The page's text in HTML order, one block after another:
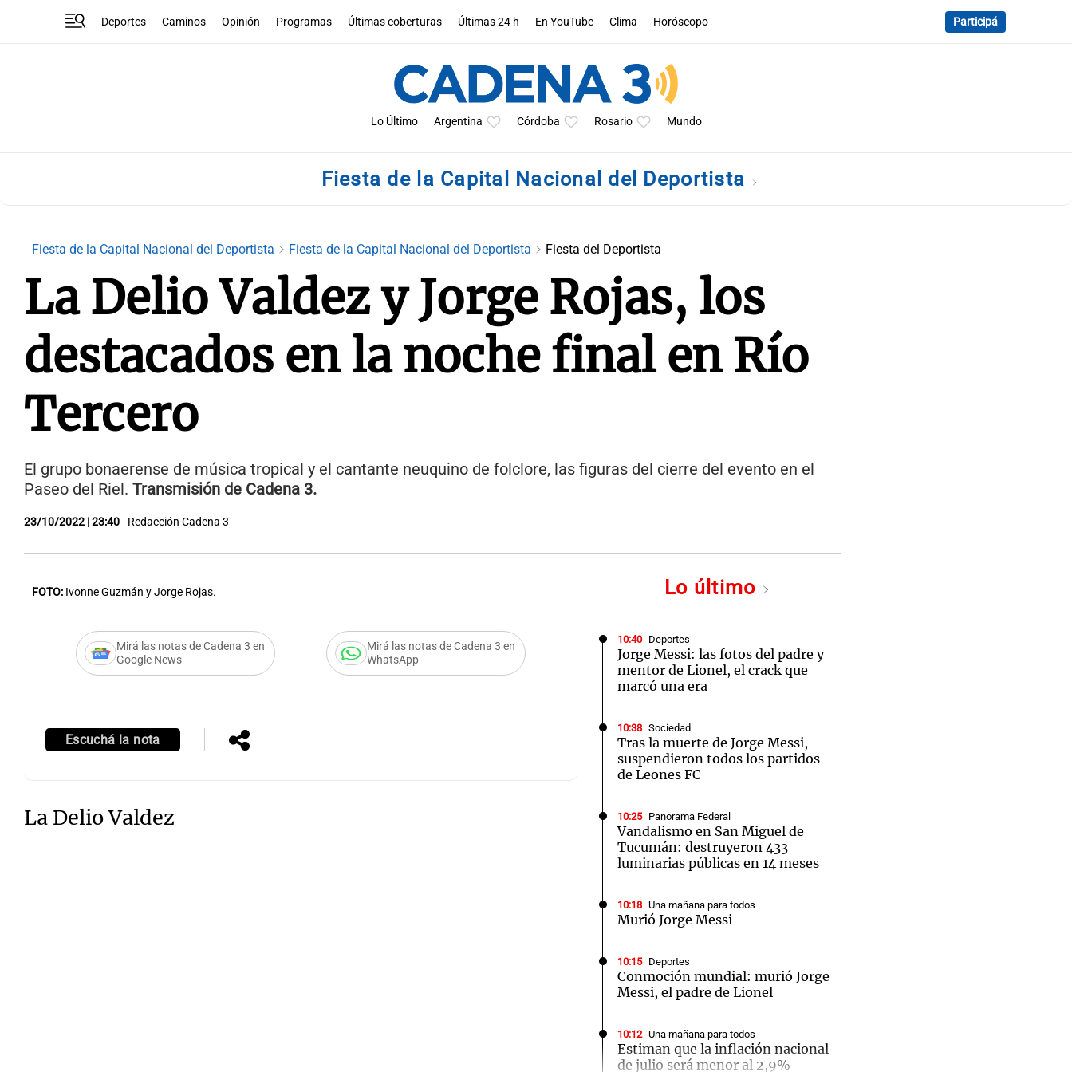
Deportes Caminos Opinión Programas Últimas coberturas Últimas 24 h En YouTube Clima Horóscopo Participá
Lo Último Argentina Córdoba Rosario Mundo
Fiesta de la Capital Nacional del Deportista
Fiesta de la Capital Nacional del Deportista Fiesta de la Capital Nacional del Deportista Fiesta del Deportista
La Delio Valdez y Jorge Rojas, los
destacados en la noche final en Río
Tercero
El grupo bonaerense de música tropical y el cantante neuquino de folclore, las figuras del cierre del evento en el
Paseo del Riel. Transmisión de Cadena 3.
23/10/2022 | 23:40 Redacción Cadena 3
FOTO: Ivonne Guzmán y Jorge Rojas.
Mirá las notas de Cadena 3 en
Google News
Mirá las notas de Cadena 3 en
WhatsApp
Escuchá la nota
La Delio Valdez
Lo último
10:40 Deportes
Jorge Messi: las fotos del padre y
mentor de Lionel, el crack que
marcó una era
10:38 Sociedad
Tras la muerte de Jorge Messi,
suspendieron todos los partidos
de Leones FC
10:25 Panorama Federal
Vandalismo en San Miguel de
Tucumán: destruyeron 433
luminarias públicas en 14 meses
10:18 Una mañana para todos
Murió Jorge Messi
10:15 Deportes
Conmoción mundial: murió Jorge
Messi, el padre de Lionel
10:12 Una mañana para todos
Estiman que la inflación nacional
de julio será menor al 2,9%
Notas Notas
Cadena 3 en Groenlandia